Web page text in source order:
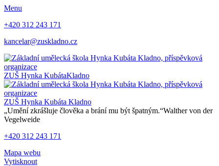
Menu
+420 312 243 171
kancelar@zuskladno.cz
ZUŠ Hynka KubátaKladno
ZUŠ Hynka Kubáta Kladno
„Umění zkrášluje člověka a brání mu být špatným.“Walther von der
Vegelweide
+420 312 243 171
Mapa webu
Vytisknout